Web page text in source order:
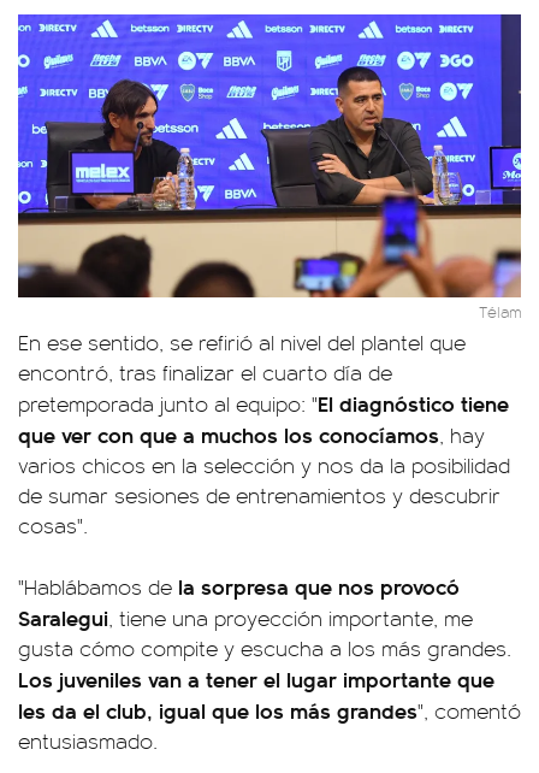
Télam
En ese sentido, se refirió al nivel del plantel que
encontró, tras finalizar el cuarto día de
pretemporada junto al equipo: "El diagnóstico tiene
que ver con que a muchos los conocíamos, hay
varios chicos en la selección y nos da la posibilidad
de sumar sesiones de entrenamientos y descubrir
cosas".
"Hablábamos de la sorpresa que nos provocó
Saralegui, tiene una proyección importante, me
gusta cómo compite y escucha a los más grandes.
Los juveniles van a tener el lugar importante que
les da el club, igual que los más grandes", comentó
entusiasmado.